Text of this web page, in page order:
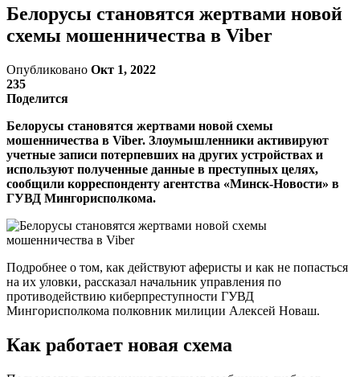
Белорусы становятся жертвами новой
схемы мошенничества в Viber
Опубликовано Окт 1, 2022
235
Поделится
Белорусы становятся жертвами новой схемы
мошенничества в Viber. Злоумышленники активируют
учетные записи потерпевших на других устройствах и
используют полученные данные в преступных целях,
сообщили корреспонденту агентства «Минск-Новости» в
ГУВД Мингорисполкома.
Подробнее о том, как действуют аферисты и как не попасться
на их уловки, рассказал начальник управления по
противодействию киберпреступности ГУВД
Мингорисполкома полковник милиции Алексей Новаш.
Как работает новая схема